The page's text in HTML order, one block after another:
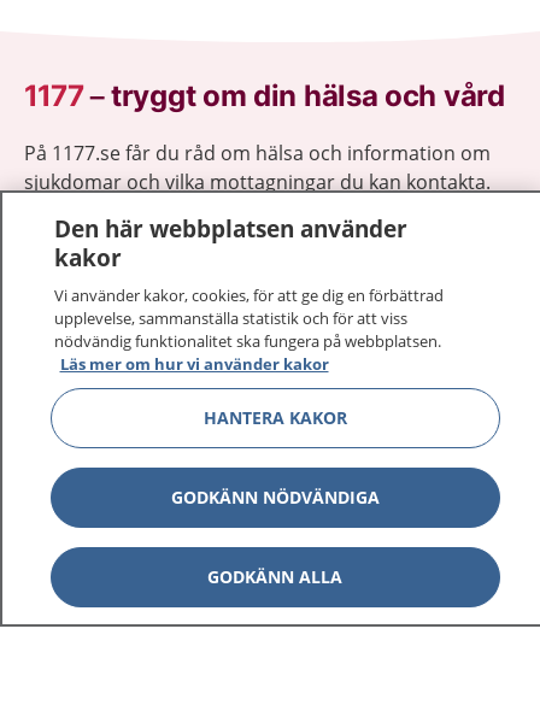
1177–tryggt om din hälsa och vård
På 1177.se får du råd om hälsa och information om
sjukdomar och vilka mottagningar du kan kontakta.
vårdärenden. Ring telefonnummer 1177 för
sjukvårdsrådgivning dygnet runt.
1177 ger dig råd när du vill må bättre.
Visa
Om 1177 Visa
Kontakt Visa
Den här webbplatsen använder
kakor
Vi använder kakor, cookies, för att ge dig en förbättrad
upplevelse, sammanställa statistik och för att viss
nödvändig funktionalitet ska fungera på webbplatsen.
Läs mer om hur vi använder kakor
HANTERA KAKOR
GODKÄNN NÖDVÄNDIGA
GODKÄNN ALLA